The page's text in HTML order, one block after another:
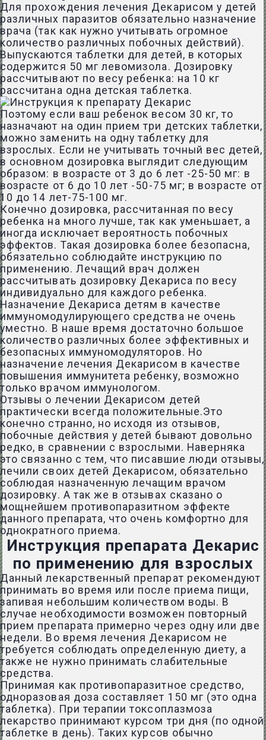
Для прохождения лечения Декарисом у детей
различных паразитов обязательно назначение
врача (так как нужно учитывать огромное
количество различных побочных действий).
Выпускаются таблетки для детей, в которых
содержится 50 мг левомизола. Дозировку
рассчитывают по весу ребенка: на 10 кг
рассчитана одна детская таблетка.
Поэтому если ваш ребенок весом 30 кг, то
назначают на один прием три детских таблетки,
можно заменить на одну таблетку для
взрослых. Если не учитывать точный вес детей,
в основном дозировка выглядит следующим
образом: в возрасте от 3 до 6 лет -25-50 мг: в
возрасте от 6 до 10 лет -50-75 мг; в возрасте от
10 до 14 лет-75-100 мг.
Конечно дозировка, рассчитанная по весу
ребенка на много лучше, так как уменьшает, а
иногда исключает вероятность побочных
эффектов. Такая дозировка более безопасна,
обязательно соблюдайте инструкцию по
применению. Лечащий врач должен
рассчитывать дозировку Декариса по весу
индивидуально для каждого ребенка.
Назначение Декариса детям в качестве
иммуномодулирующего средства не очень
уместно. В наше время достаточно большое
количество различных более эффективных и
безопасных иммуномодуляторов. Но
назначение лечения Декарисом в качестве
повышения иммунитета ребенку, возможно
только врачом иммунологом.
Отзывы о лечении Декарисом детей
практически всегда положительные.Это
конечно странно, но исходя из отзывов,
побочные действия у детей бывают довольно
редко, в сравнении с взрослыми. Наверняка
это связанно с тем, что писавшие люди отзывы,
лечили своих детей Декарисом, обязательно
соблюдая назначенную лечащим врачом
дозировку. А так же в отзывах сказано о
мощнейшем противопаразитном эффекте
данного препарата, что очень комфортно для
однократного приема.
Инструкция препарата Декарис
по применению для взрослых
Данный лекарственный препарат рекомендуют
принимать во время или после приема пищи,
запивая небольшим количеством воды. В
случае необходимости возможен повторный
прием препарата примерно через одну или две
недели. Во время лечения Декарисом не
требуется соблюдать определенную диету, а
также не нужно принимать слабительные
средства.
Принимая как противопаразитное средство,
одноразовая доза составляет 150 мг (это одна
таблетка). При терапии токсоплазмоза
лекарство принимают курсом три дня (по одной
таблетке в день). Таких курсов обычно